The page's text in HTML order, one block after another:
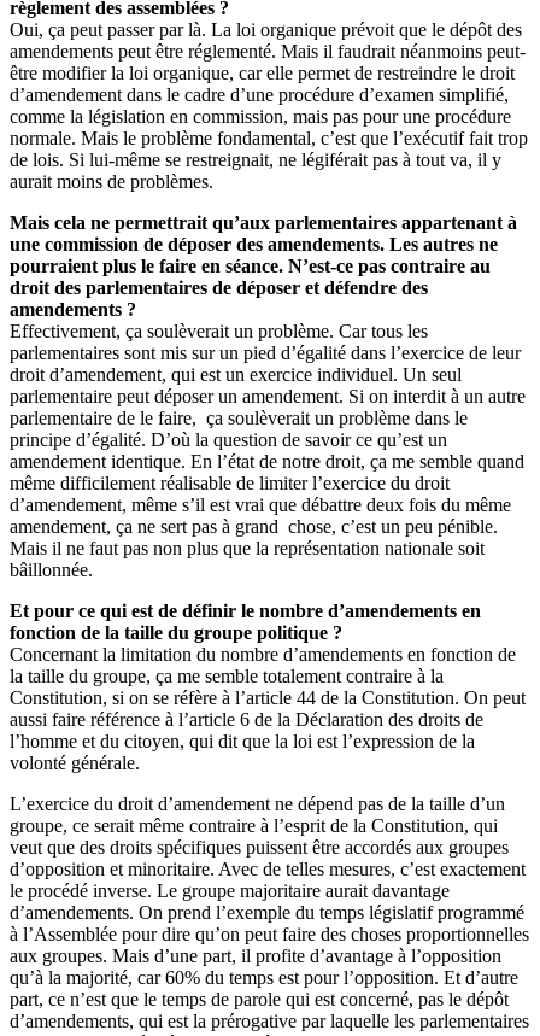
règlement des assemblées ?
Oui, ça peut passer par là. La loi organique prévoit que le dépôt des
amendements peut être réglementé. Mais il faudrait néanmoins peut-
être modifier la loi organique, car elle permet de restreindre le droit
d’amendement dans le cadre d’une procédure d’examen simplifié,
comme la législation en commission, mais pas pour une procédure
normale. Mais le problème fondamental, c’est que l’exécutif fait trop
de lois. Si lui-même se restreignait, ne légiférait pas à tout va, il y
aurait moins de problèmes.
Mais cela ne permettrait qu’aux parlementaires appartenant à
une commission de déposer des amendements. Les autres ne
pourraient plus le faire en séance. N’est-ce pas contraire au
droit des parlementaires de déposer et défendre des
amendements ?
Effectivement, ça soulèverait un problème. Car tous les
parlementaires sont mis sur un pied d’égalité dans l’exercice de leur
droit d’amendement, qui est un exercice individuel. Un seul
parlementaire peut déposer un amendement. Si on interdit à un autre
parlementaire de le faire, ça soulèverait un problème dans le
principe d’égalité. D’où la question de savoir ce qu’est un
amendement identique. En l’état de notre droit, ça me semble quand
même difficilement réalisable de limiter l’exercice du droit
d’amendement, même s’il est vrai que débattre deux fois du même
amendement, ça ne sert pas à grand chose, c’est un peu pénible.
Mais il ne faut pas non plus que la représentation nationale soit
bâillonnée.
Et pour ce qui est de définir le nombre d’amendements en
fonction de la taille du groupe politique ?
Concernant la limitation du nombre d’amendements en fonction de
la taille du groupe, ça me semble totalement contraire à la
Constitution, si on se réfère à l’article 44 de la Constitution. On peut
aussi faire référence à l’article 6 de la Déclaration des droits de
l’homme et du citoyen, qui dit que la loi est l’expression de la
volonté générale.
L’exercice du droit d’amendement ne dépend pas de la taille d’un
groupe, ce serait même contraire à l’esprit de la Constitution, qui
veut que des droits spécifiques puissent être accordés aux groupes
d’opposition et minoritaire. Avec de telles mesures, c’est exactement
le procédé inverse. Le groupe majoritaire aurait davantage
d’amendements. On prend l’exemple du temps législatif programmé
à l’Assemblée pour dire qu’on peut faire des choses proportionnelles
aux groupes. Mais d’une part, il profite d’avantage à l’opposition
qu’à la majorité, car 60% du temps est pour l’opposition. Et d’autre
part, ce n’est que le temps de parole qui est concerné, pas le dépôt
d’amendements, qui est la prérogative par laquelle les parlementaires